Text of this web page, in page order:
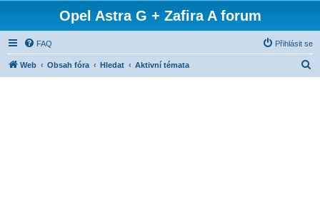
Opel Astra G + Zafira A forum
FAQ Přihlásit se
Web Obsah fóra Hledat Aktivní témata